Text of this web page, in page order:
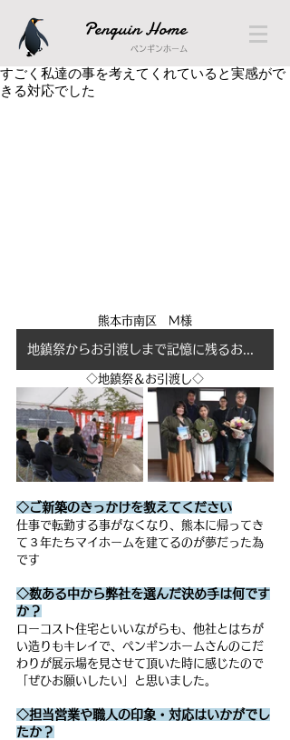
Penguin Home
ペンギンホーム
すごく私達の事を考えてくれていると実感がで
きる対応でした
熊本市南区　M様
◇地鎮祭＆お引渡し◇
◇ご新築のきっかけを教えてください
仕事で転勤する事がなくなり、熊本に帰ってき
て３年たちマイホームを建てるのが夢だった為
です
◇数ある中から弊社を選んだ決め手は何です
か？
ローコスト住宅といいながらも、他社とはちが
い造りもキレイで、ペンギンホームさんのこだ
わりが展示場を見させて頂いた時に感じたので
「ぜひお願いしたい」と思いました。
◇担当営業や職人の印象・対応はいかがでし
たか？